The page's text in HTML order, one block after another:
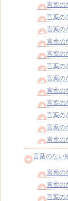
言葉の
言葉の
言葉の
言葉の
言葉の
言葉の
言葉の
言葉の
言葉の
言葉の
言葉の
言葉の
言葉のない
言葉の
言葉の
言葉の